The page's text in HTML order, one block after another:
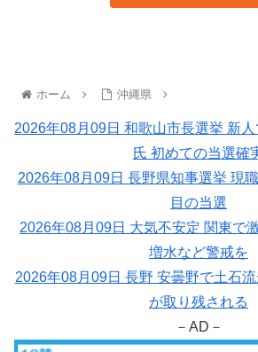
ホーム 沖縄県
2026年08月09日 和歌山市長選挙 新
氏 初めての当選確
2026年08月09日 長野県知事選挙 現
目の当選
2026年08月09日 大気不安定 関東で
増水など警戒を
2026年08月09日 長野 安曇野で土石
が取り残される
－AD－